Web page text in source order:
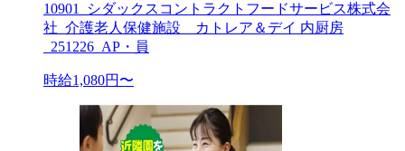
10901_シダックスコントラクトフードサービス株式会
社_介護老人保健施設 カトレア＆デイ 内厨房
_251226_AP・員
時給1,080円〜